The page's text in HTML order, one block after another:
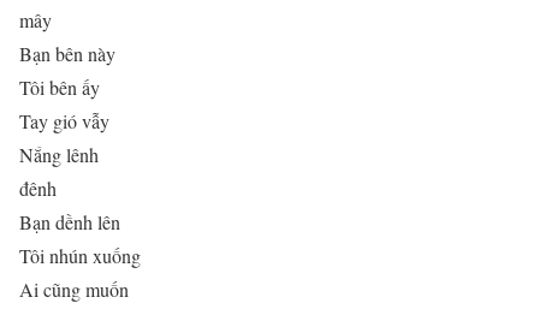
mây
Bạn bên này
Tôi bên ấy
Tay gió vẫy
Nắng lênh
đênh
Bạn dềnh lên
Tôi nhún xuống
Ai cũng muốn